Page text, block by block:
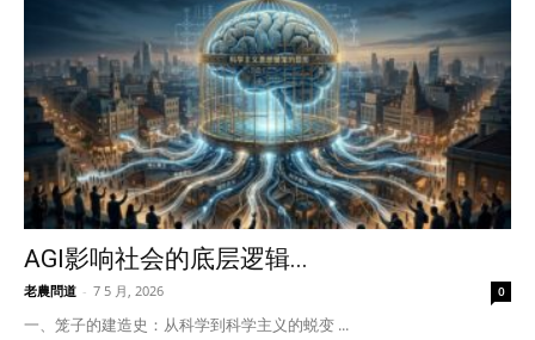
AGI影响社会的底层逻辑...
老農問道 - 7 5 月, 2026 0
一、笼子的建造史：从科学到科学主义的蜕变 ...